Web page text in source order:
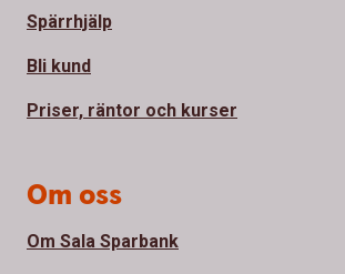
Spärrhjälp
Bli kund
Priser, räntor och kurser
Om oss
Om Sala Sparbank